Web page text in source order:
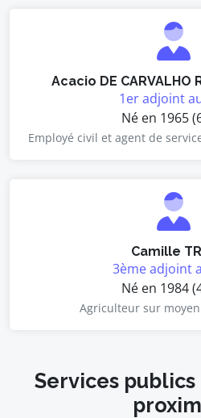
Acacio DE CARVALHO
1er adjoint
Né en 1965
Employé civil et agent de
Camille
3ème adjoint
Né en 1984
Agriculteur sur
Services